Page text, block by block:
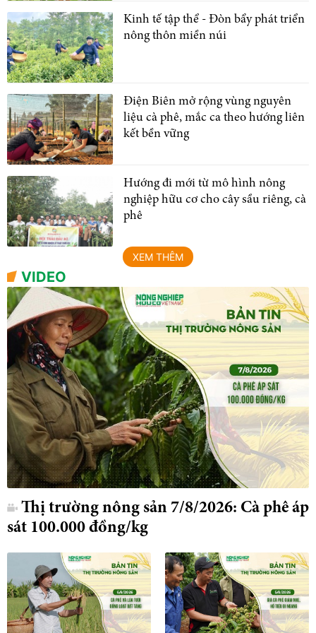
Kinh tế tập thể - Đòn bẩy phát triển
nông thôn miền núi
Điện Biên mở rộng vùng nguyên
liệu cà phê, mắc ca theo hướng liên
kết bền vững
Hướng đi mới từ mô hình nông
nghiệp hữu cơ cho cây sầu riêng, cà
phê
XEM THÊM
VIDEO
Thị trường nông sản 7/8/2026: Cà phê áp
sát 100.000 đồng/kg